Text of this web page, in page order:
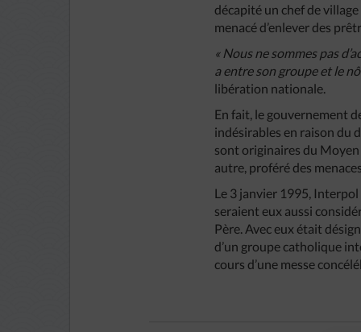
décapité un chef de
menacé d’enlever des
« Nous ne sommes pas
a entre son groupe et le
libération nationale.
En fait, le gouvernement
indésirables en raison du
sont originaires du
autre, proféré des
Le 3 janvier 1995,
seraient eux aussi
Père. Avec eux était
d’un groupe catholique
cours d’une messe